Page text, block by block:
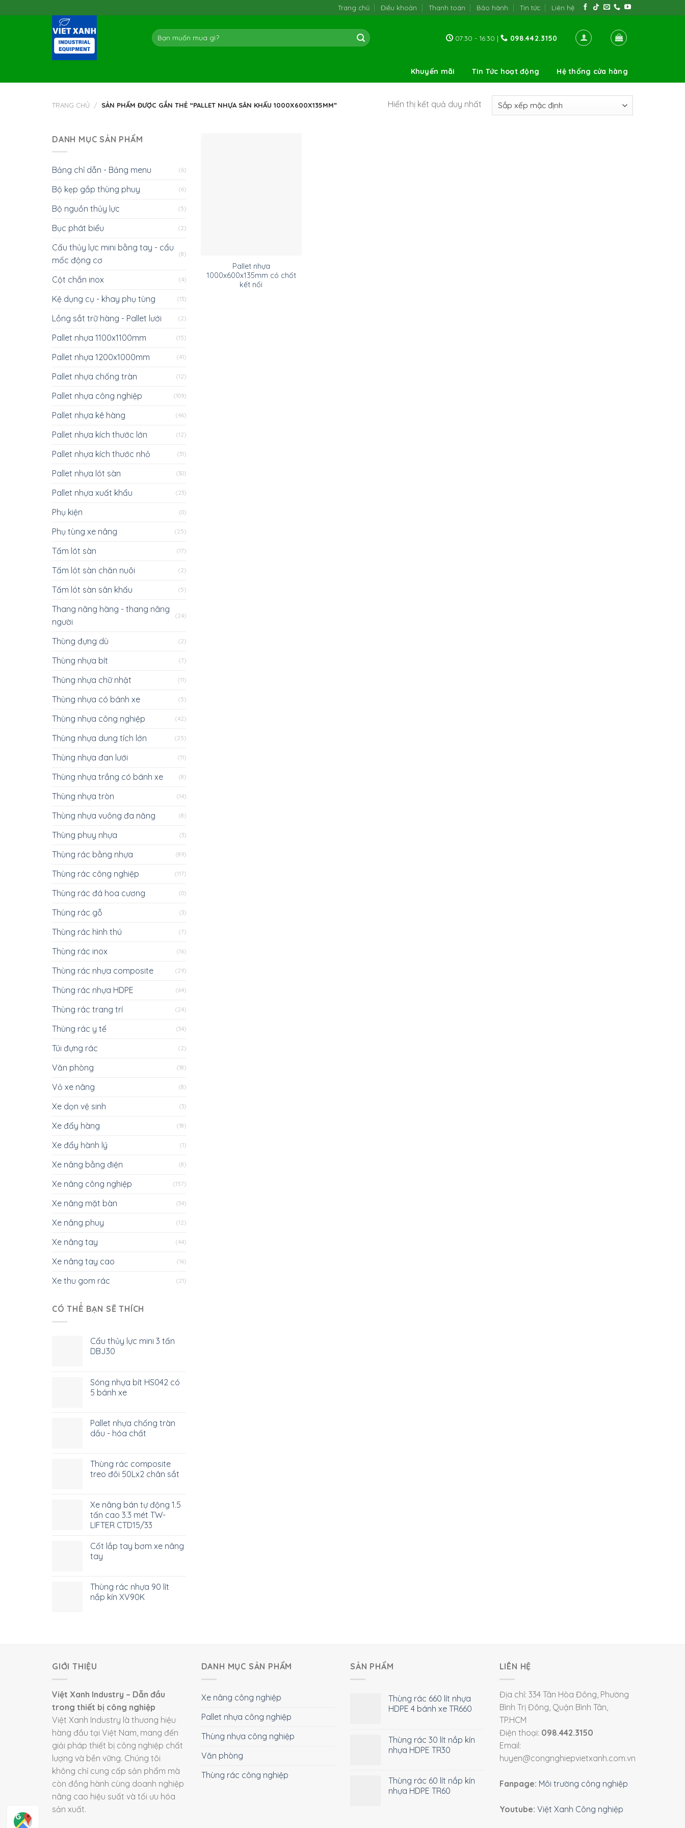
to
Trang chủ Điều khoản Thanh toán Bảo hành Tin tức Liên hệ
Tìm
kiếm:
07:30 - 16:30 | 098.442.3150
Khuyến mãi Tin Tức hoạt động Hệ thống cửa hàng
TRANG CHỦ / SẢN PHẨM ĐƯỢC GẮN THẺ “PALLET NHỰA SÂN KHẤU 1000X600X135MM” Hiển thị kết quả duy nhất
DANH MỤC SẢN PHẨM
Bảng chỉ dẫn - Bảng menu (6)
Bộ kẹp gắp thùng phuy (6)
Bộ nguồn thủy lực (5)
Bục phát biểu (2)
Cẩu thủy lực mini bằng tay - cẩu
mốc động cơ
(8)
Cột chắn inox (4)
Kệ dụng cụ - khay phụ tùng (13)
Lồng sắt trữ hàng - Pallet lưới (2)
Pallet nhựa 1100x1100mm (15)
Pallet nhựa 1200x1000mm (41)
Pallet nhựa chống tràn (12)
Pallet nhựa công nghiệp (109)
Pallet nhựa kê hàng (46)
Pallet nhựa kích thước lớn (12)
Pallet nhựa kích thước nhỏ (31)
Pallet nhựa lót sàn (30)
Pallet nhựa xuất khẩu (23)
Phụ kiện (0)
Phụ tùng xe nâng (25)
Tấm lót sàn (17)
Tấm lót sàn chăn nuôi (2)
Tấm lót sàn sân khấu (5)
Thang nâng hàng - thang nâng
người
(24)
Thùng đựng dù (2)
Thùng nhựa bít (7)
Thùng nhựa chữ nhật (11)
Thùng nhựa có bánh xe (5)
Thùng nhựa công nghiệp (42)
Thùng nhựa dung tích lớn (25)
Thùng nhựa đan lưới (11)
Thùng nhựa trắng có bánh xe (8)
Thùng nhựa tròn (14)
Thùng nhựa vuông đa năng (8)
Thùng phuy nhựa (3)
Thùng rác bằng nhựa (89)
Thùng rác công nghiệp (117)
Thùng rác đá hoa cương (0)
Thùng rác gỗ (3)
Thùng rác hình thú (7)
Thùng rác inox (16)
Thùng rác nhựa composite (29)
Thùng rác nhựa HDPE (64)
Thùng rác trang trí (24)
Thùng rác y tế (34)
Túi đựng rác (2)
Văn phòng (18)
Vỏ xe nâng (8)
Xe dọn vệ sinh (3)
Xe đẩy hàng (18)
Xe đẩy hành lý (1)
Xe nâng bằng điện (8)
Xe nâng công nghiệp (157)
Xe nâng mặt bàn (34)
Xe nâng phuy (12)
Xe nâng tay (44)
Xe nâng tay cao (16)
Xe thu gom rác (21)
CÓ THỂ BẠN SẼ THÍCH
Cẩu thủy lực mini 3 tấn
DBJ30
Sóng nhựa bít HS042 có
5 bánh xe
Pallet nhựa chống tràn
dầu - hóa chất
Thùng rác composite
treo đôi 50Lx2 chân sắt
Xe nâng bán tự động 1.5
tấn cao 3.3 mét TW-
LIFTER CTD15/33
Cốt lắp tay bơm xe nâng
tay
Thùng rác nhựa 90 lít
nắp kín XV90K
Pallet nhựa
1000x600x135mm có chốt
kết nối
GIỚI THIỆU
Việt Xanh Industry – Dẫn đầu
trong thiết bị công nghiệp
Việt Xanh Industry là thương hiệu
hàng đầu tại Việt Nam, mang đến
giải pháp thiết bị công nghiệp chất
lượng và bền vững. Chúng tôi
không chỉ cung cấp sản phẩm mà
còn đồng hành cùng doanh nghiệp
nâng cao hiệu suất và tối ưu hóa
sản xuất.
DANH MỤC SẢN PHẨM
Xe nâng công nghiệp
Pallet nhựa công nghiệp
Thùng nhựa công nghiệp
Văn phòng
Thùng rác công nghiệp
SẢN PHẨM
Thùng rác 660 lít nhựa
HDPE 4 bánh xe TR660
Thùng rác 30 lít nắp kín
nhựa HDPE TR30
Thùng rác 60 lít nắp kín
nhựa HDPE TR60
LIÊN HỆ
Địa chỉ: 334 Tân Hòa Đông, Phường
Bình Trị Đông, Quận Bình Tân,
TP.HCM
Điện thoại: 098.442.3150
Email:
huyen@congnghiepvietxanh.com.vn
Fanpage: Môi trường công nghiệp
Youtube: Việt Xanh Công nghiệp